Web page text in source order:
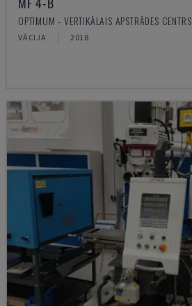
OPTIMUM - VERTIKĀLAIS APSTRĀDES CENTRS
VĀCIJA 2018